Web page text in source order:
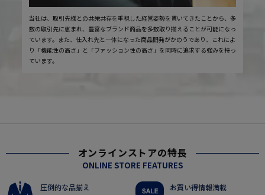
当社は、取引先様との共栄共存を重視した経営姿勢を貫いてきたことから、多
数の取引先に恵まれ、豊富なブランド商品を多数取り揃えることが可能になっ
ています。また、仕入れ先と一体になった商品開発がかのうであり、これによ
り「機能性の高さ」と「ファッション性の高さ」を同時に追求する強みを持っ
ています。
オンラインストアの特長
ONLINE STORE FEATURES
圧倒的な品揃え お買い得情報満載